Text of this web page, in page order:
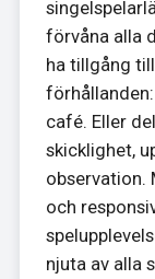
förvåna alla
ha tillgång
café. Eller
skicklighet,
observation.
och
njuta av alla